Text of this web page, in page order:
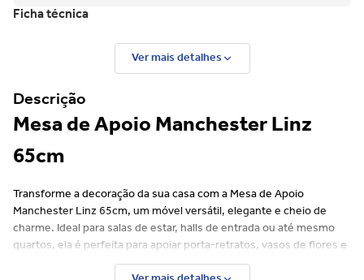
Ficha técnica
Ver mais detalhes
Descrição
Mesa de Apoio Manchester Linz
65cm
Transforme a decoração da sua casa com a Mesa de Apoio
Manchester Linz 65cm, um móvel versátil, elegante e cheio de
charme. Ideal para salas de estar, halls de entrada ou até mesmo
quartos, ela é perfeita para apoiar porta-retratos, vasos de flores e
objetos decorativos, criando composições únicas e personalizadas.